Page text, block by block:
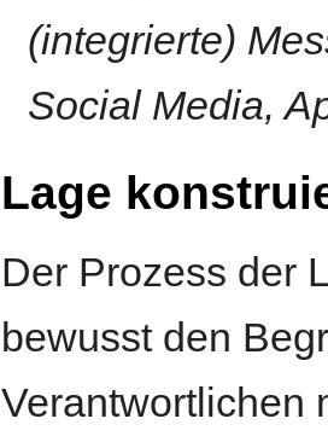
(integrierte)
Social Media,
Lage
Der Prozess der
bewusst den
Verantwortlichen